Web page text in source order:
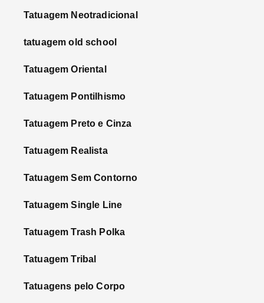
Tatuagem Neotradicional
tatuagem old school
Tatuagem Oriental
Tatuagem Pontilhismo
Tatuagem Preto e Cinza
Tatuagem Realista
Tatuagem Sem Contorno
Tatuagem Single Line
Tatuagem Trash Polka
Tatuagem Tribal
Tatuagens pelo Corpo